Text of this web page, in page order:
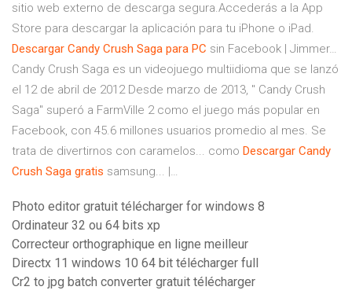
sitio web externo de descarga segura.Accederás a la App
Store para descargar la aplicación para tu iPhone o iPad.
Descargar Candy Crush Saga para PC sin Facebook | Jimmer…
Candy Crush Saga es un videojuego multiidioma que se lanzó
el 12 de abril de 2012 Desde marzo de 2013, " Candy Crush
Saga" superó a FarmVille 2 como el juego más popular en
Facebook, con 45.6 millones usuarios promedio al mes. Se
trata de divertirnos con caramelos... como Descargar Candy
Crush Saga gratis samsung... |…
Photo editor gratuit télécharger for windows 8
Ordinateur 32 ou 64 bits xp
Correcteur orthographique en ligne meilleur
Directx 11 windows 10 64 bit télécharger full
Cr2 to jpg batch converter gratuit télécharger